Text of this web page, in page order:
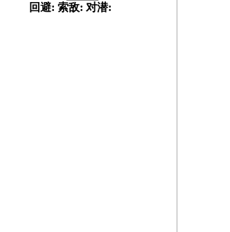
回避: 索敌: 对潜: